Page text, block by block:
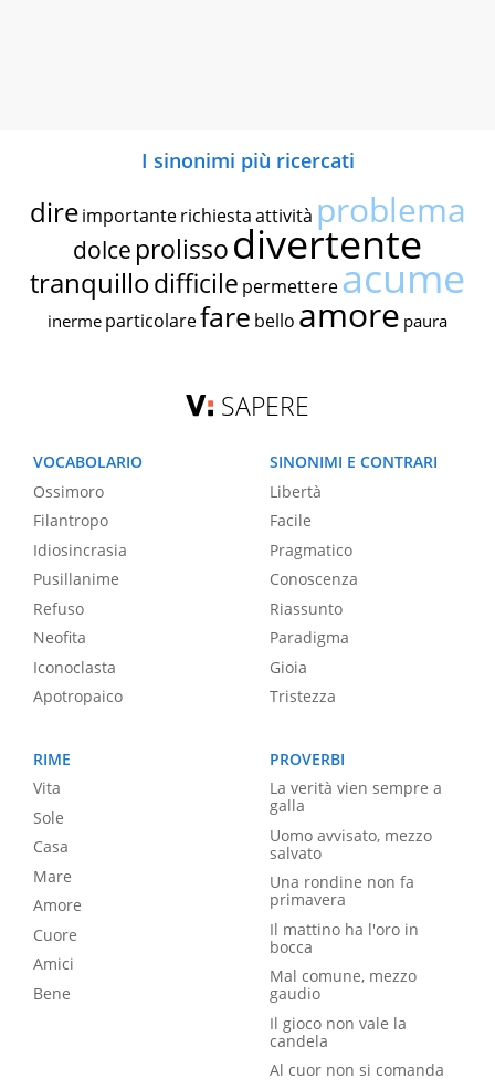
I sinonimi più ricercati
dire importante richiestaattività problema
dolce prolissodivertente
tranquillodifficile permettereacume
inerme particolarefare bello amore paura
SAPERE
VOCABOLARIO
Ossimoro
Filantropo
Idiosincrasia
Pusillanime
Refuso
Neofita
Iconoclasta
Apotropaico
SINONIMI E CONTRARI
Libertà
Facile
Pragmatico
Conoscenza
Riassunto
Paradigma
Gioia
Tristezza
RIME
Vita
Sole
Casa
Mare
Amore
Cuore
Amici
Bene
PROVERBI
La verità vien sempre a
galla
Uomo avvisato, mezzo
salvato
Una rondine non fa
primavera
Il mattino ha l'oro in
bocca
Mal comune, mezzo
gaudio
Il gioco non vale la
candela
Al cuor non si comanda